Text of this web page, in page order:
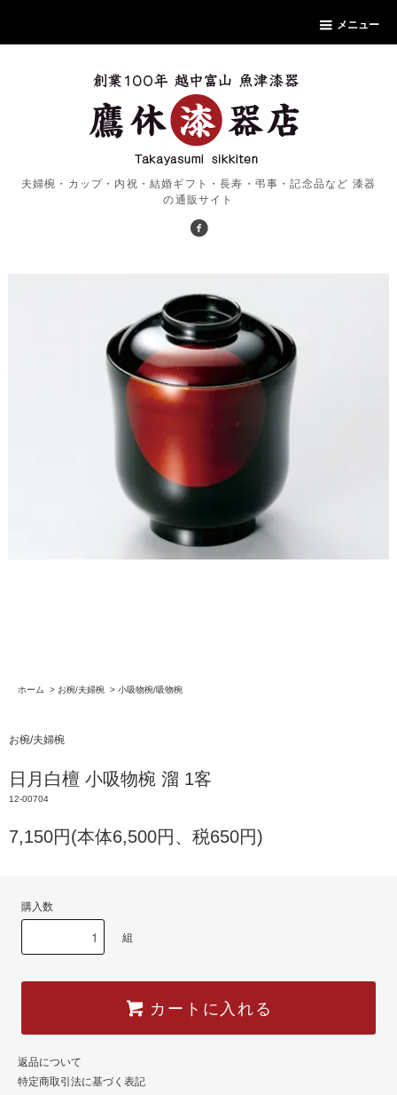
メニュー
夫婦椀・カップ・内祝・結婚ギフト・長寿・弔事・記念品など 漆器
の通販サイト
ホーム > お椀/夫婦椀 > 小吸物椀/吸物椀
お椀/夫婦椀
日月白檀 小吸物椀 溜 1客
12-00704
7,150円(本体6,500円、税650円)
購入数
組
カートに入れる
返品について
特定商取引法に基づく表記